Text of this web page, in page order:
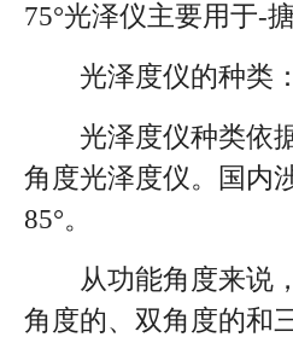
75°光泽仪主要用于-
光泽度仪的种类：
光泽度仪种类依据
角度光泽度仪。国内
85°。
从功能角度来说，
角度的、双角度的和